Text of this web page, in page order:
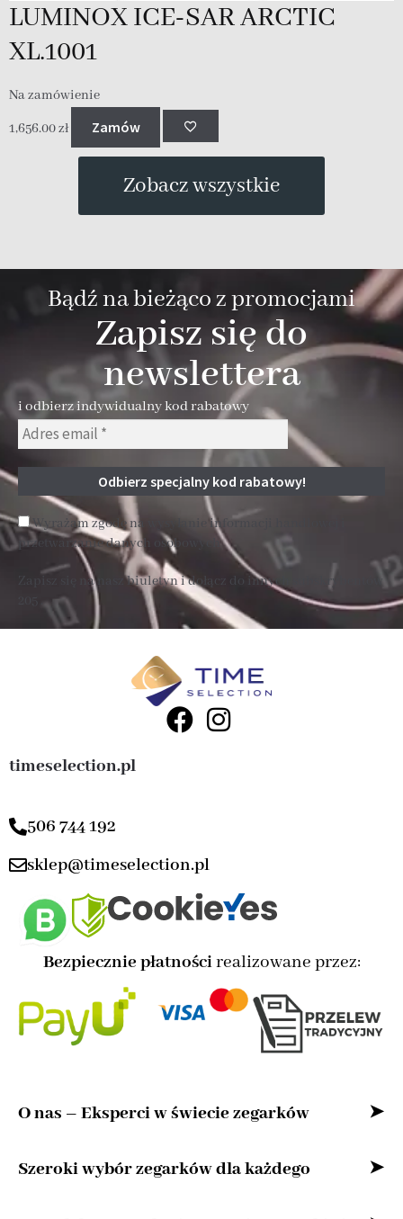
LUMINOX ICE-SAR ARCTIC
XL.1001
Na zamówienie
1,656.00zł Zamów
Zobacz wszystkie
Bądź na bieżąco z promocjami
Zapisz się do
newslettera
i odbierz indywidualny kod rabatowy
Wyrażam zgodę na wysyłanie informacji handlowej i
przetwarzanie danych osobowych
Zapisz się na nasz biuletyn i dołącz do innych subskrybentów
timeselection.pl
506 744 192
sklep@timeselection.pl
Bezpiecznie płatnościrealizowane przez:
O nas – Eksperci w świecie zegarków
Witaj w naszym sklepie internetowym –
Szeroki wybór zegarków dla każdego